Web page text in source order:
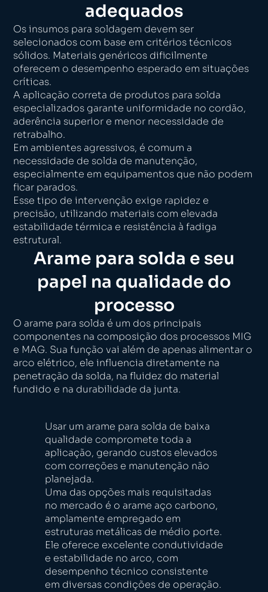
adequados
Os insumos para soldagem devem ser
selecionados com base em critérios técnicos
sólidos. Materiais genéricos dificilmente
oferecem o desempenho esperado em situações
críticas.
A aplicação correta de produtos para solda
especializados garante uniformidade no cordão,
aderência superior e menor necessidade de
retrabalho.
Em ambientes agressivos, é comum a
necessidade de solda de manutenção,
especialmente em equipamentos que não podem
ficar parados.
Esse tipo de intervenção exige rapidez e
precisão, utilizando materiais com elevada
estabilidade térmica e resistência à fadiga
estrutural.
Arame para solda e seu
papel na qualidade do
processo
O arame para solda é um dos principais
componentes na composição dos processos MIG
e MAG. Sua função vai além de apenas alimentar o
arco elétrico, ele influencia diretamente na
penetração da solda, na fluidez do material
fundido e na durabilidade da junta.
Usar um arame para solda de baixa
qualidade compromete toda a
aplicação, gerando custos elevados
com correções e manutenção não
planejada.
Uma das opções mais requisitadas
no mercado é o arame aço carbono,
amplamente empregado em
estruturas metálicas de médio porte.
Ele oferece excelente condutividade
e estabilidade no arco, com
desempenho técnico consistente
em diversas condições de operação.